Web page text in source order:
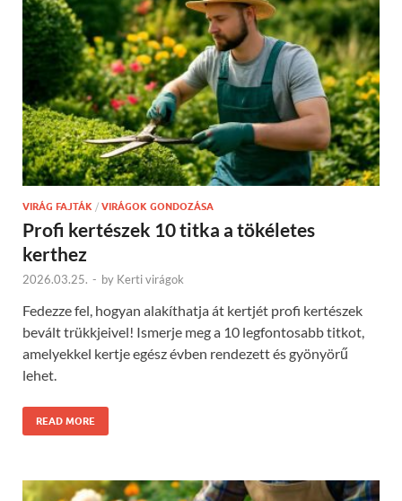
VIRÁG FAJTÁK / VIRÁGOK GONDOZÁSA
Profi kertészek 10 titka a tökéletes
kerthez
2026.03.25. - by Kerti virágok
Fedezze fel, hogyan alakíthatja át kertjét profi kertészek
bevált trükkjeivel! Ismerje meg a 10 legfontosabb titkot,
amelyekkel kertje egész évben rendezett és gyönyörű
lehet.
READ MORE